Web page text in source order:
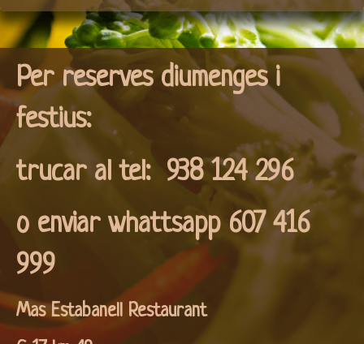
Per reserves diumenges i
festius:
trucar al tel: 938 124 296
o enviar whattsapp 607 416
999
Mas Estabanell Restaurant